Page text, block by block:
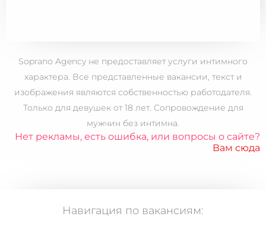
Soprano Agency не предоставляет услуги интимного
характера. Все представленные вакансии, текст и
изображения являются собственностью работодателя.
Только для девушек от 18 лет. Сопровождение для
мужчин без интимна.
Нет рекламы, есть ошибка, или вопросы о сайте?
Вам сюда
Навигация по вакансиям: